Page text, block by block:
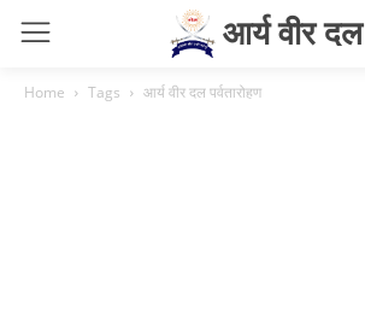
आर्य वीर दल
Home Tags आर्य वीर दल पर्वतारोहण